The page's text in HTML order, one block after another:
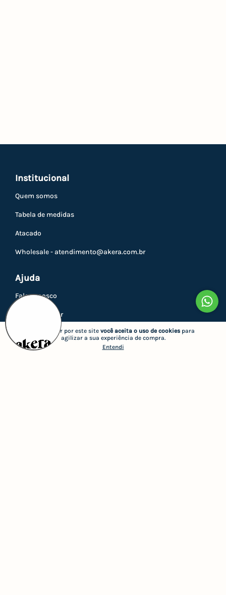
Ao navegar por este site você aceita o uso de cookies para
agilizar a sua experiência de compra.
Entendi
Institucional
Quem somos
Tabela de medidas
Atacado
Wholesale -atendimento@akera.com.br
Ajuda
Fale conosco
Como comprar
Trocas e devoluções
Privacidade